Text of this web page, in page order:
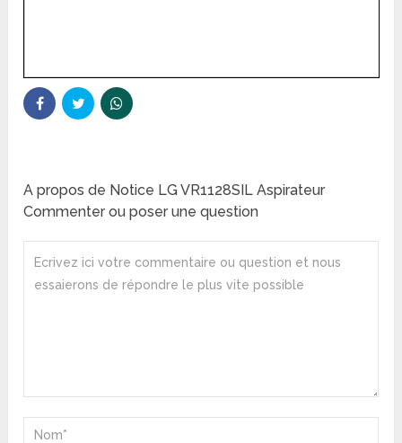
A propos de Notice LG VR1128SIL Aspirateur
Commenter ou poser une question